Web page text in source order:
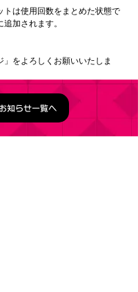
トは使用回数をまとめた状態で
加されます。
」をよろしくお願いいたしま
お知らせ一覧へ